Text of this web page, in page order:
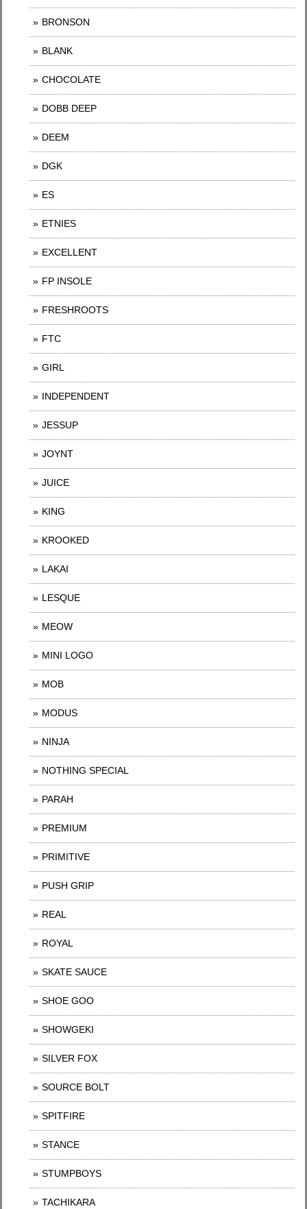
BRONSON
BLANK
CHOCOLATE
DOBB DEEP
DEEM
DGK
ES
ETNIES
EXCELLENT
FP INSOLE
FRESHROOTS
FTC
GIRL
INDEPENDENT
JESSUP
JOYNT
JUICE
KING
KROOKED
LAKAI
LESQUE
MEOW
MINI LOGO
MOB
MODUS
NINJA
NOTHING SPECIAL
PARAH
PREMIUM
PRIMITIVE
PUSH GRIP
REAL
ROYAL
SKATE SAUCE
SHOE GOO
SHOWGEKI
SILVER FOX
SOURCE BOLT
SPITFIRE
STANCE
STUMPBOYS
TACHIKARA